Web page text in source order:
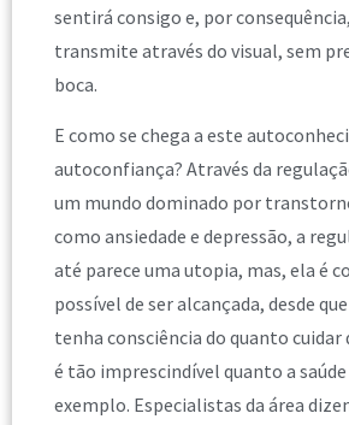
sentirá consigo e, por
transmite através do visual, sem
boca.
E como se chega a este
autoconfiança? Através da
um mundo dominado por
como ansiedade e depressão, a
até parece uma utopia, mas, ela é
possível de ser alcançada, desde
tenha consciência do quanto cuidar
é tão imprescindível quanto a
exemplo. Especialistas da área